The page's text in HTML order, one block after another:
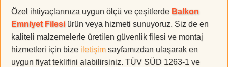
Özel ihtiyaçlarınıza uygun ölçü ve çeşitlerde Balkon
Emniyet Filesi ürün veya hizmeti sunuyoruz. Siz de en
kaliteli malzemelerle üretilen güvenlik filesi ve montaj
hizmetleri için bize iletişim sayfamızdan ulaşarak en
uygun fiyat teklifini alabilirsiniz. TÜV SÜD 1263-1 ve